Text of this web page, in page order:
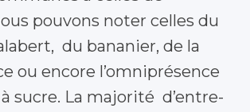
pouvons noter celles du
du bananier, de la
ou encore l’omniprésence
sucre. La majorité d’entre-